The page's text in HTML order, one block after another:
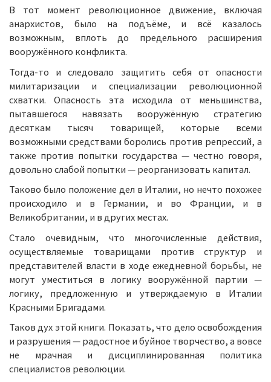
В тот момент революционное движение, включая
анархистов, было на подъёме, и всё казалось
возможным, вплоть до предельного расширения
вооружённого конфликта.
Тогда-то и следовало защитить себя от опасности
милитаризации и специализации революционной
схватки. Опасность эта исходила от меньшинства,
пытавшегося навязать вооружённую стратегию
десяткам тысяч товарищей, которые всеми
возможными средствами боролись против репрессий, а
также против попытки государства — честно говоря,
довольно слабой попытки — реорганизовать капитал.
Таково было положение дел в Италии, но нечто похожее
происходило и в Германии, и во Франции, и в
Великобритании, и в других местах.
Стало очевидным, что многочисленные действия,
осуществляемые товарищами против структур и
представителей власти в ходе ежедневной борьбы, не
могут уместиться в логику вооружённой партии —
логику, предложенную и утверждаемую в Италии
Красными Бригадами.
Таков дух этой книги. Показать, что дело освобождения
и разрушения — радостное и буйное творчество, а вовсе
не мрачная и дисциплинированная политика
специалистов революции.